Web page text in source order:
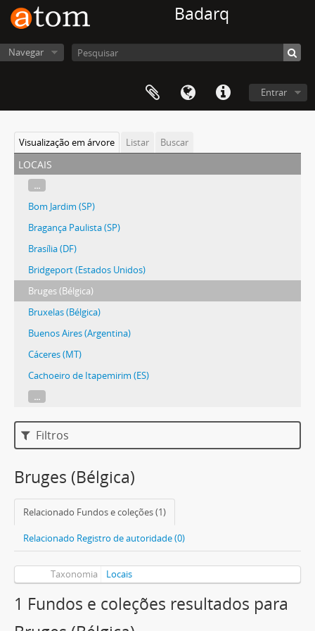
Badarq
Navegar
Entrar
Visualização em árvore Listar Buscar
locais
...
Bom Jardim (SP)
Bragança Paulista (SP)
Brasília (DF)
Bridgeport (Estados Unidos)
Bruges (Bélgica)
Bruxelas (Bélgica)
Buenos Aires (Argentina)
Cáceres (MT)
Cachoeiro de Itapemirim (ES)
...
Filtros
Bruges (Bélgica)
Relacionado Fundos e coleções (1)
Relacionado Registro de autoridade (0)
Taxonomia Locais
1 Fundos e coleções resultados para